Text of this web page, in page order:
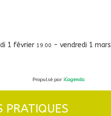
1 février 19:00 - vendredi 1 mars
Propulsé par iCagenda
PRATIQUES